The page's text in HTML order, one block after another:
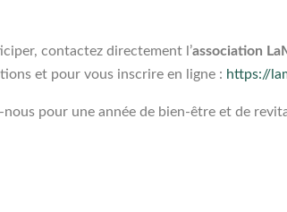
contactez directement l’association
et pour vous inscrire en ligne : https://
nous pour une année de bien-être et de